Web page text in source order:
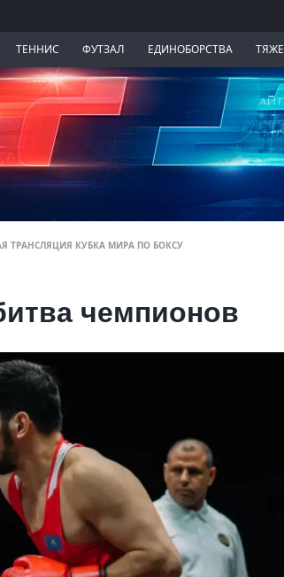
ТЕННИС ФУТЗАЛ ЕДИНОБОРСТВА
ТРАНСЛЯЦИЯ КУБКА МИРА ПО БОКСУ
чемпионов